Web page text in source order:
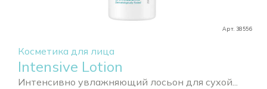
Арт. 38556
Косметика для лица
Intensive Lotion
Интенсивно увлажняющий лосьон для сухой...